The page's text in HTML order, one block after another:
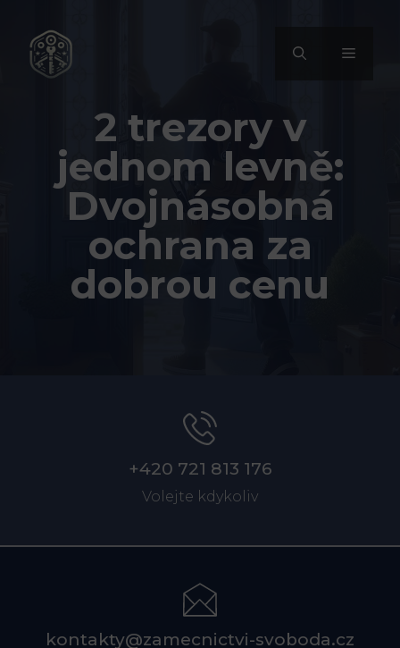
obsah
MENU
2 trezory v
jednom levně:
Dvojnásobná
ochrana za
dobrou cenu
+420 721 813 176
Volejte kdykoliv
kontakty@zamecnictvi-svoboda.cz